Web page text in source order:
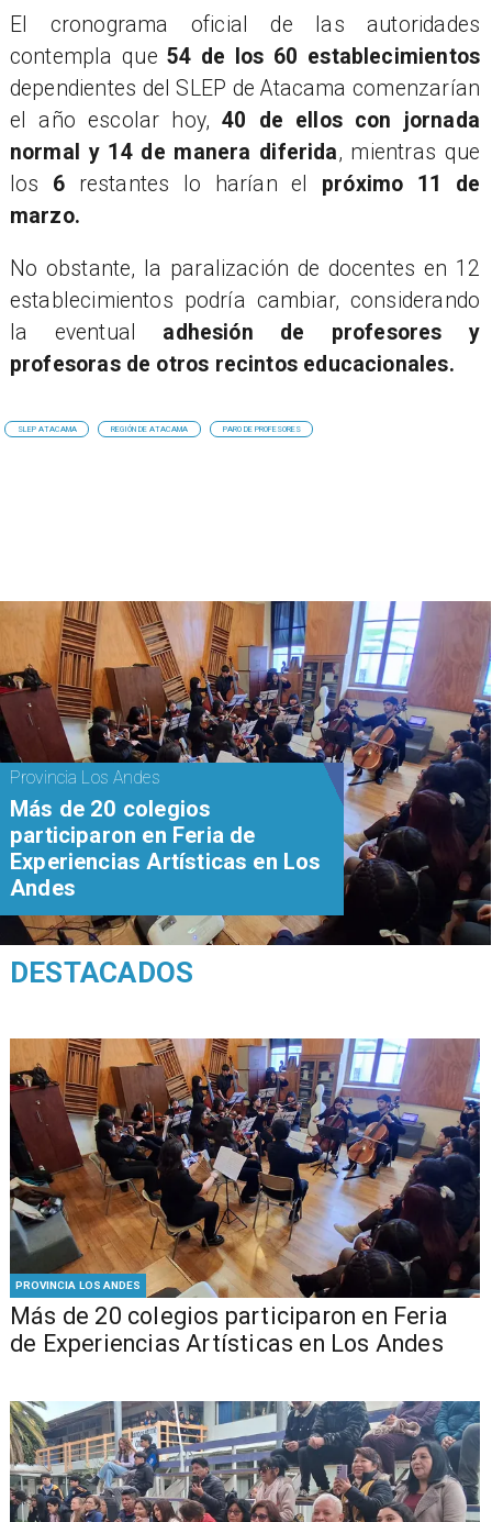
​El cronograma oficial de las autoridades
contempla que54 de los 60 establecimientos
dependientes del SLEP de Atacama comenzarían
el año escolar hoy,40 de ellos con jornada
normal y 14 de manera diferida, mientras que
los 6 restantes lo harían el próximo 11 de
marzo.
​No obstante, la paralización de docentes en 12
establecimientos podría cambiar, considerando
la eventual adhesión de profesores y
profesoras de otros recintos educacionales.
SLEP ATACAMA REGIÓN DE ATACAMA PARO DE PROFESORES
PROVINCIA LOS ANDES
Más de 20 colegios participaron en Feria
de Experiencias Artísticas en Los Andes
Provincia Los Andes
Más de 20 colegios
participaron en Feria de
Experiencias Artísticas en Los
Andes
DESTACADOS